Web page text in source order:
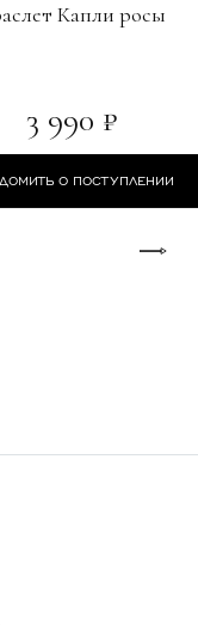
Капли росы
3 990 ₽
О ПОСТУПЛЕНИИ